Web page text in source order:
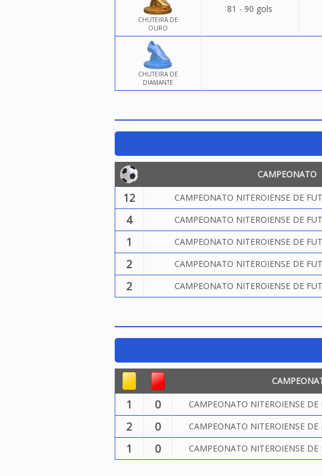
CHUTEIRA DE
OURO
81 - 90 gols
CHUTEIRA DE
DIAMANTE
CAMPEONATO
12 CAMPEONATO NITEROIENSE DE
4 CAMPEONATO NITEROIENSE DE
1 CAMPEONATO NITEROIENSE DE
2 CAMPEONATO NITEROIENSE DE
2 CAMPEONATO NITEROIENSE DE
1 0 CAMPEONATO NITEROIENSE
2 0 CAMPEONATO NITEROIENSE
1 0 CAMPEONATO NITEROIENSE